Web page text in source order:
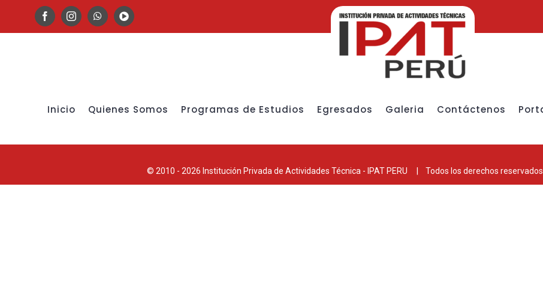
Inicio Quienes Somos Programas de Estudios Egresados Galeria Contáctenos
© 2010 - 2026 Institución Privada de Actividades Técnica - IPAT PERU | Todos los derechos